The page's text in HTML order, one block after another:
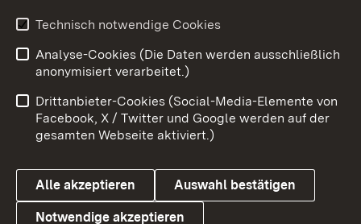
Impressum
Kontakt
Barrierefreiheit
Datenschutz
Cookies
Technisch notwendige Cookies
Analyse-Cookies (Die Daten werden ausschließlich
anonymisiert verarbeitet.)
Drittanbieter-Cookies (Social-Media-Elemente von
Facebook, X / Twitter und Google werden auf der
gesamten Webseite aktiviert.)
Alle akzeptieren Auswahl bestätigen
Notwendige akzeptieren